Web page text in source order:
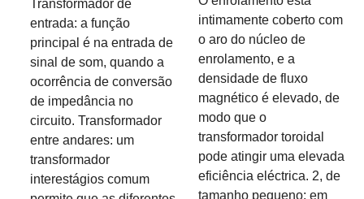
Transformador de
entrada: a função
principal é na entrada de
sinal de som, quando a
ocorrência de conversão
de impedância no
circuito. Transformador
entre andares: um
transformador
interestágios comum
intimamente coberto com
o aro do núcleo de
enrolamento, e a
densidade de fluxo
magnético é elevado, de
modo que o
transformador toroidal
pode atingir uma elevada
eficiência eléctrica. 2, de
tamanho pequeno: em